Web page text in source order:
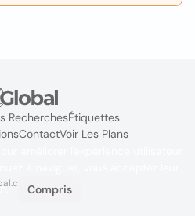
RecherchesÉtiquettes
ContactVoir Les Plans
@ 2024
à naviguer, vous acceptez leur
Compris